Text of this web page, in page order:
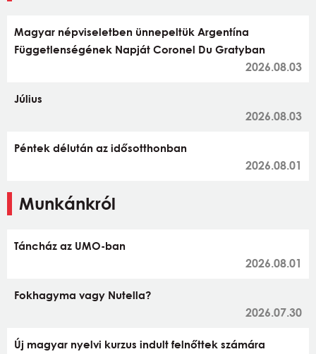
Magyar népviseletben ünnepeltük Argentína
Függetlenségének Napját Coronel Du Gratyban
2026.08.03
Július
2026.08.03
Péntek délután az idősotthonban
2026.08.01
Munkánkról
Táncház az UMO-ban
2026.08.01
Fokhagyma vagy Nutella?
2026.07.30
Új magyar nyelvi kurzus indult felnőttek számára